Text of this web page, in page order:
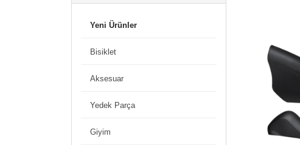
Yeni Ürünler
Bisiklet
Aksesuar
Yedek Parça
Giyim